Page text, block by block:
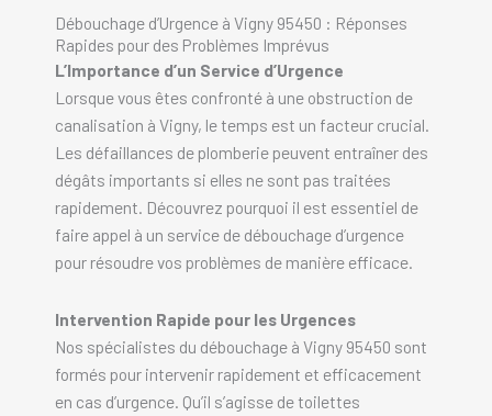
Débouchage d’Urgence à Vigny 95450 : Réponses
Rapides pour des Problèmes Imprévus
L’Importance d’un Service d’Urgence
Lorsque vous êtes confronté à une obstruction de
canalisation à Vigny, le temps est un facteur crucial.
Les défaillances de plomberie peuvent entraîner des
dégâts importants si elles ne sont pas traitées
rapidement. Découvrez pourquoi il est essentiel de
faire appel à un service de débouchage d’urgence
pour résoudre vos problèmes de manière efficace.
Intervention Rapide pour les Urgences
Nos spécialistes du débouchage à Vigny 95450 sont
formés pour intervenir rapidement et efficacement
en cas d’urgence. Qu’il s’agisse de toilettes